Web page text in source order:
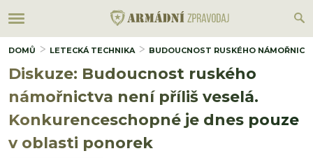
DOMŮ LETECKÁ TECHNIKA BUDOUCNOST RUSKÉHO
Diskuze: Budoucnost ruského
námořnictva není příliš veselá.
Konkurenceschopné je dnes pouze
v oblasti ponorek